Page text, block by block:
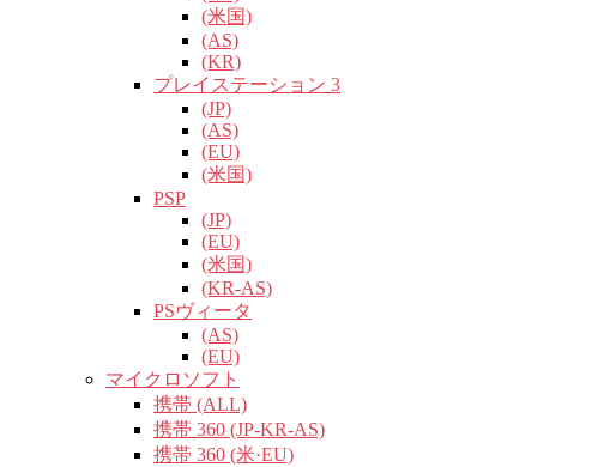
(米国)
(AS)
(KR)
プレイステーション 3
(JP)
(AS)
(EU)
(米国)
PSP
(JP)
(EU)
(米国)
(KR-AS)
PSヴィータ
(AS)
(EU)
マイクロソフト
携帯 (ALL)
携帯 360 (JP-KR-AS)
携帯 360 (米·EU)